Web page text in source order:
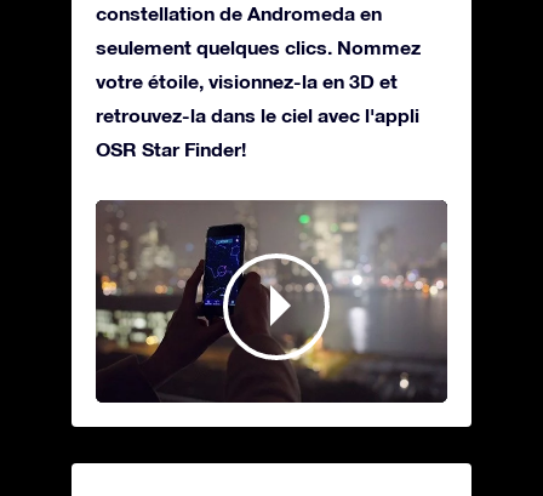
constellation de Andromeda en
seulement quelques clics. Nommez
votre étoile, visionnez-la en 3D et
retrouvez-la dans le ciel avec l'appli
OSR Star Finder!